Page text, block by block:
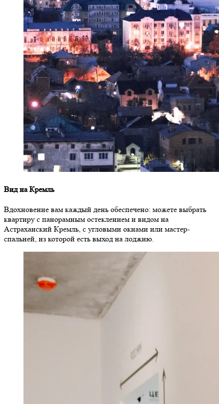
Вид на Кремль
Вдохновение вам каждый день обеспечено: можете выбрать
квартиру с панорамным остеклением и видом на
Астраханский Кремль, с угловыми окнами или мастер-
спальней, из которой есть выход на лоджию.